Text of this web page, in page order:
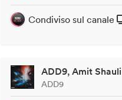
Condiviso sul canale
ADD9, Amit
ADD9